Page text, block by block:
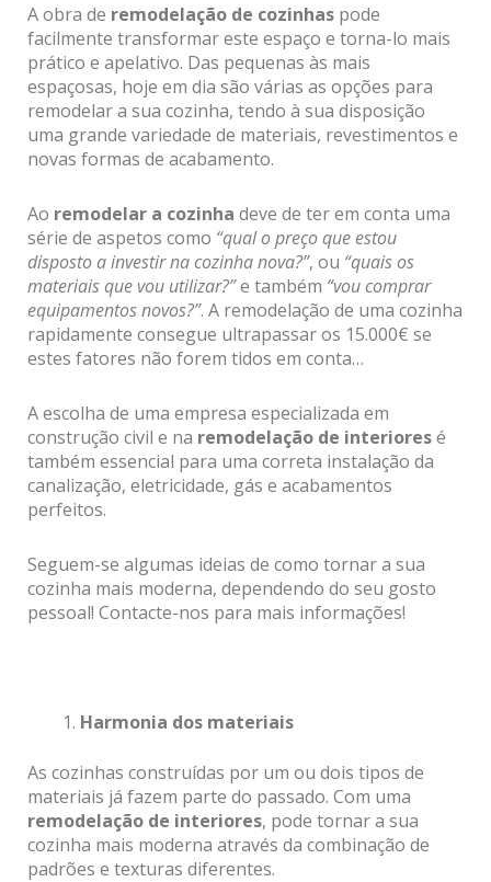
A obra de remodelação de cozinhas pode
facilmente transformar este espaço e torna-lo mais
prático e apelativo. Das pequenas às mais
espaçosas, hoje em dia são várias as opções para
remodelar a sua cozinha, tendo à sua disposição
uma grande variedade de materiais, revestimentos e
novas formas de acabamento.
Ao remodelar a cozinha deve de ter em conta uma
série de aspetos como “qual o preço que estou
disposto a investir na cozinha nova?”, ou “quais os
materiais que vou utilizar?”e também “vou comprar
equipamentos novos?”. A remodelação de uma cozinha
rapidamente consegue ultrapassar os 15.000€ se
estes fatores não forem tidos em conta…
A escolha de uma empresa especializada em
construção civil e na remodelação de interioresé
também essencial para uma correta instalação da
canalização, eletricidade, gás e acabamentos
perfeitos.
Seguem-se algumas ideias de como tornar a sua
cozinha mais moderna, dependendo do seu gosto
pessoal! Contacte-nos para mais informações!
Harmonia dos materiais
As cozinhas construídas por um ou dois tipos de
materiais já fazem parte do passado. Com uma
remodelação de interiores, pode tornar a sua
cozinha mais moderna através da combinação de
padrões e texturas diferentes.